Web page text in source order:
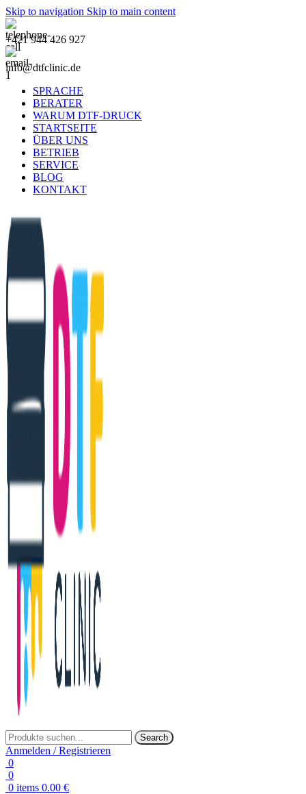
Skip to navigation Skip to main content
+421 944 426 927
info@dtfclinic.de
SPRACHE
BERATER
WARUM DTF-DRUCK
STARTSEITE
ÜBER UNS
BETRIEB
SERVICE
BLOG
KONTAKT
Search
Anmelden / Registrieren
0
0
0 items 0.00 €